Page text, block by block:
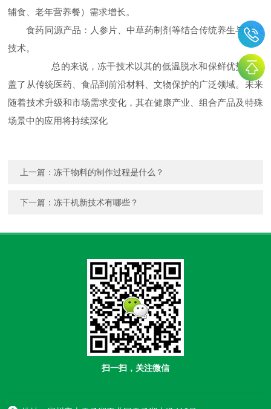
辅食、老年营养餐）需求增长。
食药同源产品：人参片、中草药制剂等结合传统养生与现代
技术。
总的来说，冻干技术以其的低温脱水和保鲜优势，覆
盖了从传统医药、食品到前沿材料、文物保护的广泛领域。未来
随着技术升级和市场需求变化，其在健康产业、组合产品及特殊
场景中的应用将持续深化
上一篇：冻干物料的制作过程是什么？
下一篇：冻干机新技术有哪些？
扫一扫，关注微信